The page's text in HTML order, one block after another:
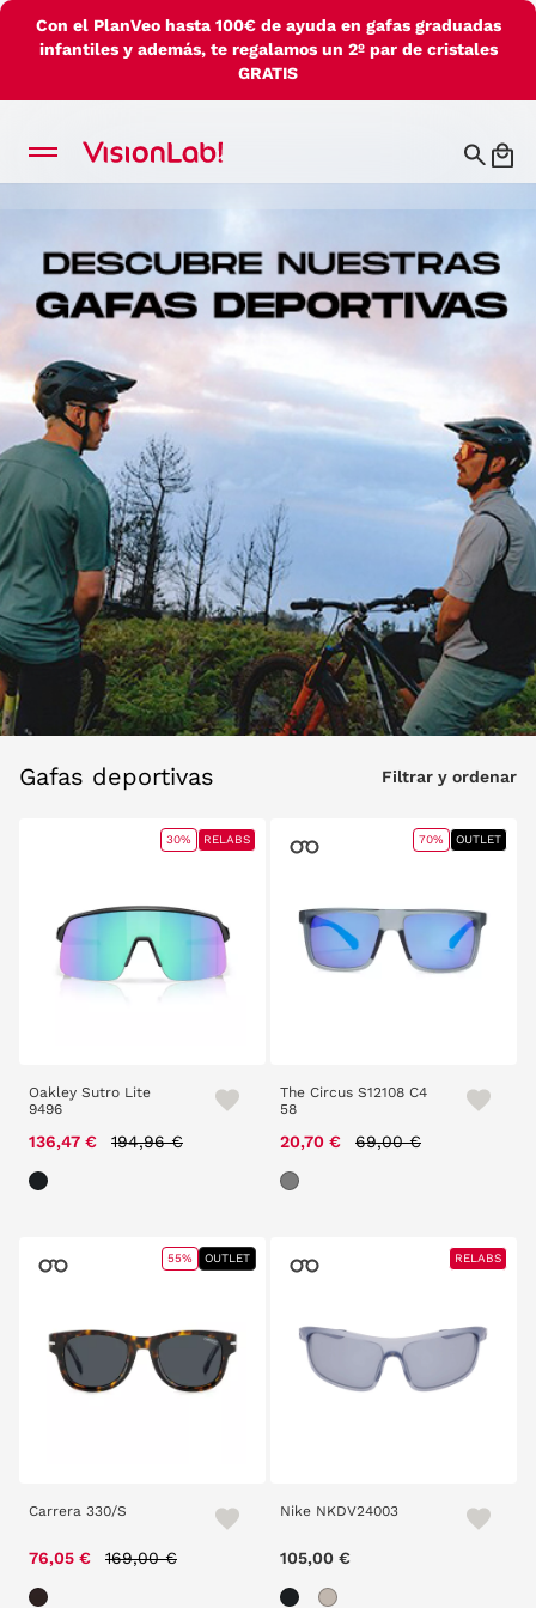
Con el PlanVeo hasta 100€ de ayuda en gafas graduadas
infantiles y además, te regalamos un 2º par de cristales
GRATIS
Gafas deportivas Filtrar y ordenar
Oakley Sutro Lite
9496
136,47 € Price reduced from
194,96 €
30% RELABS
The Circus S12108 C4
58
20,70 € Price reduced from
69,00 €
70% OUTLET
Carrera 330/S
76,05 € Price reduced from
169,00 €
55% OUTLET
Nike NKDV24003
105,00 €
RELABS